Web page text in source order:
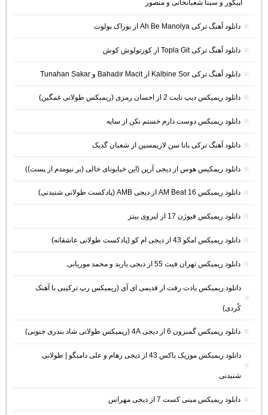
اپیکور و سینا شعبانخانی و منصور
دانلود آهنگ ترکی Ah Be Manolya از بوراک بولوت
دانلود آهنگ ترکی Topla Git از کورتولوش کوش
دانلود آهنگ ترکی Kalbine Sor از Bahadır Macit و Tunahan Sakar
دانلود ریمیکس دیپ نایت 2 از احسان رمزی (ریمیکس طولانی غمگین)
دانلود ریمیکس دوست دارم خستم نکن از سایه
دانلود آهنگ ترکی بانا سن لازیمسین از شعبان گدیک
دانلود ریمکیس هوس از دیجی آرین (این خیابونای خالی (بر نیومدم از پست))
دانلود ریمیکس AM Beat 16 از دیجی AMB (پادکست طولانی شنیدنی)
دانلود ریمیکس فیوژن 17 از لیروی بیتز
دانلود ریمیکس امکو 43 از دیجی ام کو (پادکست طولانی عاشقانه)
دانلود ریمیکس تهران فیت 55 از دیجی باربد و محمد موریانی
دانلود ریمیکس یادت رفت از قدیمی ای آی (ریمیکس رپ ترکیبی با آهنک
کُردی)
دانلود ریمیکس گمبرون 6 از دیجی 4A (ریمیکس طولانی شاد بندری جنوبی)
دانلود ریمیکس موزیک باکس 43 از دیجی رهام و علی دامیگو | طولانی
شنیدنی
دانلود ریمیکس مینی کست 7 از دیجی مهراس